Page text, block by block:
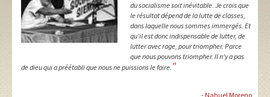
du socialisme soit inévitable. Je crois que
le résultat dépend de la lutte de classes,
dans laquelle nous sommes immergés. Et
qu'il est donc indispensable de lutter, de
lutter avec rage, pour triompher. Parce
que nous pouvons triompher. Il n'y a pas
de dieu qui a préétabli que nous ne puissions le faire. "
- Nahuel Moreno